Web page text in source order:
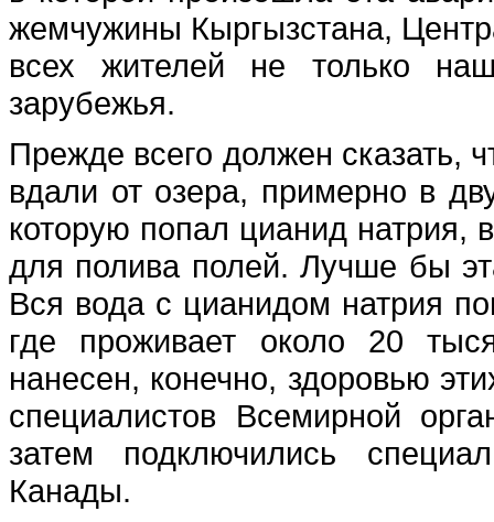
жемчужины Кыргызстана,
всех жителей не только
зарубежья.
Прежде всего должен сказать,
вдали от озера, примерно в
которую попал цианид натрия,
для полива полей. Лучше бы
Вся вода с цианидом натрия
где проживает около 20
нанесен, конечно, здоровью
специалистов Всемирной
затем подключились
Канады.